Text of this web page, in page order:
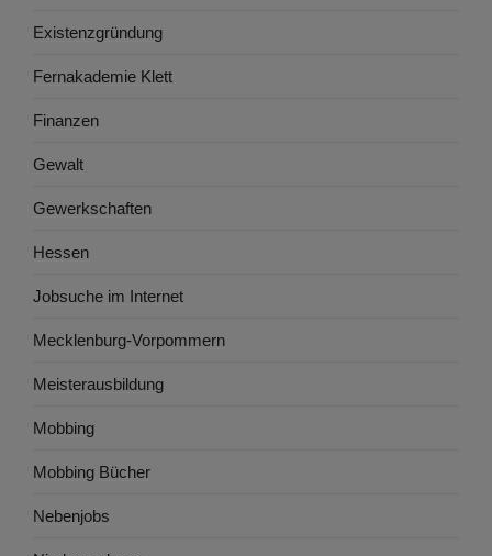
Existenzgründung
Fernakademie Klett
Finanzen
Gewalt
Gewerkschaften
Hessen
Jobsuche im Internet
Mecklenburg-Vorpommern
Meisterausbildung
Mobbing
Mobbing Bücher
Nebenjobs